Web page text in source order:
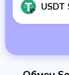
USDT